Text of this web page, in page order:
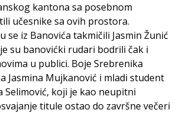
kantona sa posebnom
učesnike sa ovih prostora.
se iz Banovića takmičili Jasmin Žunić
su banovićki rudari bodrili čak i
u publici. Boje Srebrenika
Jasmina Mujkanović i mladi student
Selimović, koji je kao neupitni
titule ostao do završne večeri